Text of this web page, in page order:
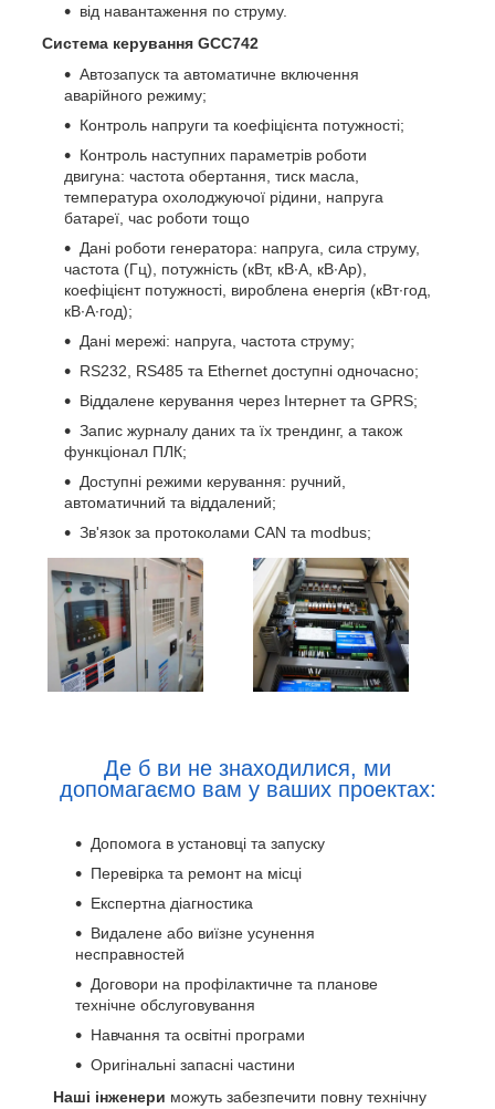
від навантаження по струму.
Система керування GCC742
Автозапуск та автоматичне включення
аварійного режиму;
Контроль напруги та коефіцієнта потужності;
Контроль наступних параметрів роботи
двигуна: частота обертання, тиск масла,
температура охолоджуючої рідини, напруга
батареї, час роботи тощо
Дані роботи генератора: напруга, сила струму,
частота (Гц), потужність (кВт, кВ∙А, кВ∙Ар),
коефіцієнт потужності, вироблена енергія (кВт∙год,
кВ∙А∙год);
Дані мережі: напруга, частота струму;
RS232, RS485 та Ethernet доступні одночасно;
Віддалене керування через Інтернет та GPRS;
Запис журналу даних та їх трендинг, а також
функціонал ПЛК;
Доступні режими керування: ручний,
автоматичний та віддалений;
Зв'язок за протоколами CAN та modbus;
Де б ви не знаходилися, ми
допомагаємо вам у ваших проектах:
Допомога в установці та запуску
Перевірка та ремонт на місці
Експертна діагностика
Видалене або виїзне усунення
несправностей
Договори на профілактичне та планове
технічне обслуговування
Навчання та освітні програми
Оригінальні запасні частини
Наші інженери можуть забезпечити повну технічну